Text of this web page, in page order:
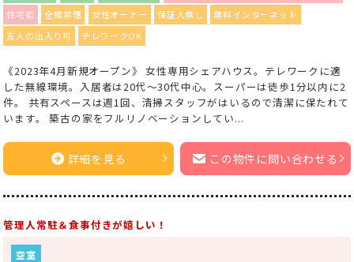
住宅街 全館禁煙 女性オーナー 保証人無し
無料インターネット
友人の出入り可
テレワークOK
《2023年4月新規オープン》 女性専用シェアハウス。テレワークに適
した無線環境。入居者は20代～30代中心。スーパーは徒歩1分以内に2
件。 共有スペースは週1回、清掃スタッフがはいるので清潔に保たれて
います。 築古の家をフルリノベーションしてい...
詳細を見る この物件に問い合わせる
管理人常駐＆食事付きが嬉しい！
空室